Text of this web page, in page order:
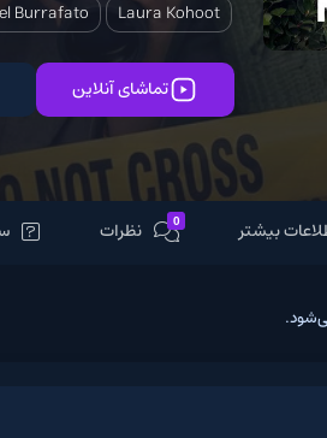
Laura Kohoot
Gabriel Burrafato
تماشای آنلاین تماشای
نظرات سوالات متداول